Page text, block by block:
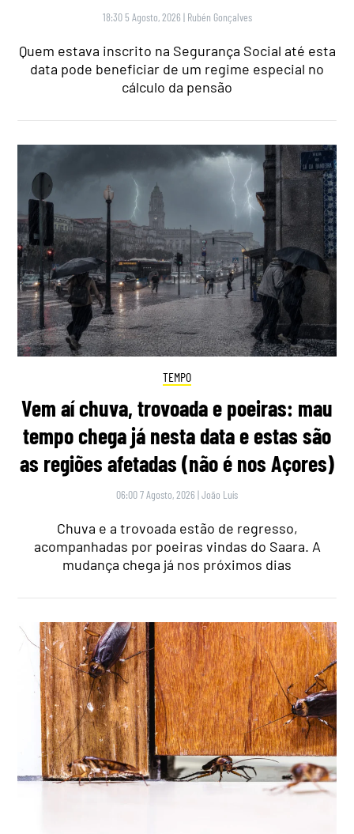
18:30 5 Agosto, 2026 | Rubén Gonçalves
Quem estava inscrito na Segurança Social até esta
data pode beneficiar de um regime especial no
cálculo da pensão
TEMPO
Vem aí chuva, trovoada e poeiras: mau
tempo chega já nesta data e estas são
as regiões afetadas (não é nos Açores)
06:00 7 Agosto, 2026 |João Luís
Chuva e a trovoada estão de regresso,
acompanhadas por poeiras vindas do Saara. A
mudança chega já nos próximos dias